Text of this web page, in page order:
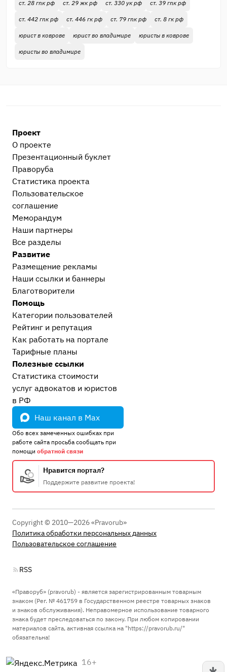
ст. 28 гпк рф ст. 29 жк рф ст. 330 ук рф ст. 39 гпк рф
ст. 442 гпк рф ст. 446 гк рф ст. 79 гпк рф ст. 8 гк рф
юрист в коврове юрист во владимире юристы в коврове
юристы во владимире
Проект
О проекте
Презентационный букл​ет
Праворуба
Статистика проекта
Пользовательское
соглашение
Меморандум
Наши партнеры
Все разделы
Развитие
Размещение рекламы
Наши ссылки и баннеры
Благотворители
Помощь
Категории пользователей
Рейтинг и репутация
Как работать на портале
Тарифные планы
Полезные ссылки
Статистика стоимости
услуг адвокатов и юристов
в РФ
Наш канал в Max
Обо всех замеченных ошибках при
работе сайта просьба сообщать при
помощи обратной связи
Нравится портал?
Поддержите развитие проекта!
Copyright © 2010—2026 «Pravorub»
Политика обработки персональных данных
Пользовательское соглашение
RSS
«Праворуб» (pravorub) - является зарегистрированным товарным
знаком (Рег. № 461759 в Государственном реестре товарных знаков
и знаков обслуживания). Неправомерное использование товарного
знака будет преследоваться по закону. При любом копировании
материалов сайта, активная ссылка на "https://pravorub.ru/"
обязательна!
16+